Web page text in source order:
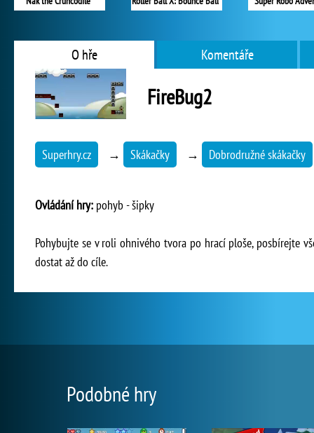
O hře Komentáře
FireBug2
Superhry.cz → Skákačky → Dobrodružné skákačky
Ovládání hry: pohyb - šipky
Pohybujte se v roli ohnivého tvora po hrací ploše, posbírejte
dostat až do cíle.
Podobné hry